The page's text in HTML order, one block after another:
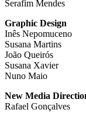
Serafim Mendes
Graphic Design
Inês Nepomuceno
Susana Martins
João Queirós
Susana Xavier
Nuno Maio
New Media
Rafael Gonçalves